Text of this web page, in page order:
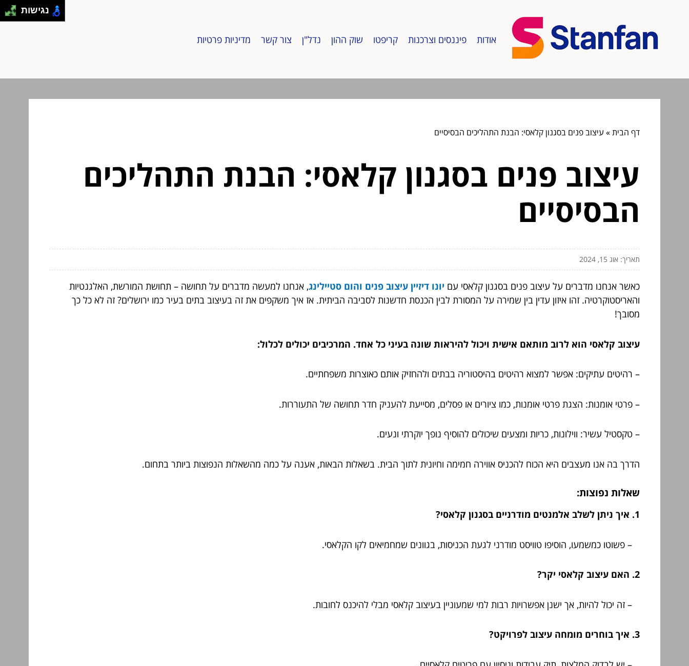
אודות פיננסים וצרכנות קריפטו שוק ההון נדל"ן צור קשר מדיניות פרטיות
דף הבית» עיצוב פנים בסגנון קלאסי: הבנת התהליכים הבסיסיים
עיצוב פנים בסגנון קלאסי: הבנת התהליכים
הבסיסיים
תאריך: אוג 15, 2024
כאשר אנחנו מדברים על עיצוב פנים בסגנון קלאסי עם יונו דיזיין עיצוב פנים והום סטיילינג, אנחנו למעשה מדברים על תחושה – תחושת המורשת, האלגנטיות
והאריסטוקרטיה. זהו איזון עדין בין שמירה על המסורת לבין הכנסת חדשנות לסביבה הביתית. אז איך משקפים את זה בעיצוב בתים בעיר כמו ירושלים? זה לא כל כך
מסובך!
עיצוב קלאסי הוא לרוב מותאם אישית ויכול להיראות שונה בעיני כל אחד. המרכיבים יכולים לכלול:
– רהיטים עתיקים: אפשר למצוא רהיטים בהיסטוריה בבתים ולהחזיק אותם כאוצרות משפחתיים.
– פרטי אומנות: הצגת פרטי אומנות, כמו ציורים או פסלים, מסייעת להעניק חדר תחושה של התעוררות.
– טקסטיל עשיר: ווילונות, כריות ומצעים שיכולים להוסיף נופך יוקרתי ונעים.
הדרך בה אנו מעצבים היא הכוח להכניס אווירה חמימה וחיונית לתוך הבית. בשאלות הבאות, אענה על כמה מהשאלות הנפוצות ביותר בתחום.
שאלות נפוצות:
1. איך ניתן לשלב אלמנטים מודרניים בסגנון קלאסי?
– פשוטו כמשמעו, הוסיפו טוויסט מודרני לגעת הכניסות, בגוונים שמחמיאים לקו הקלאסי.
2. האם עיצוב קלאסי יקר?
– זה יכול להיות, אך ישנן אפשרויות רבות למי שמעוניין בעיצוב קלאסי מבלי להיכנס לחובות.
3. איך בוחרים מומחה עיצוב לפרויקט?
נגישות